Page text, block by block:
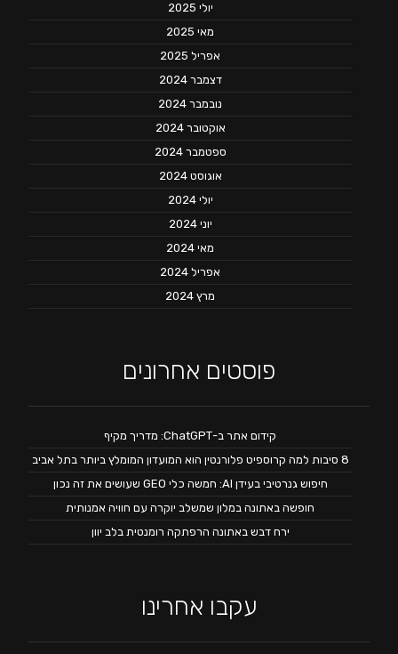
יולי 2025
מאי 2025
אפריל 2025
דצמבר 2024
נובמבר 2024
אוקטובר 2024
ספטמבר 2024
אוגוסט 2024
יולי 2024
יוני 2024
מאי 2024
אפריל 2024
מרץ 2024
פוסטים אחרונים
קידום אתר ב-ChatGPT: מדריך מקיף
8 סיבות למה קרוספיט פלורנטין הוא המועדון המומלץ ביותר בתל אביב
חיפוש גנרטיבי בעידן AI: חמשה כלי GEO שעושים את זה נכון
חופשה באתונה במלון שמשלב יוקרה עם חוויה אמנותית
ירח דבש באתונה הרפתקה רומנטית בלב יוון
עקבו אחרינו